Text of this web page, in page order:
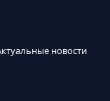
новости